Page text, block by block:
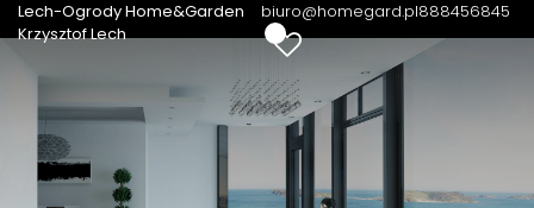
Lech-Ogrody Home&Garden
Krzysztof Lech
biuro@homegard.pl888456845
0